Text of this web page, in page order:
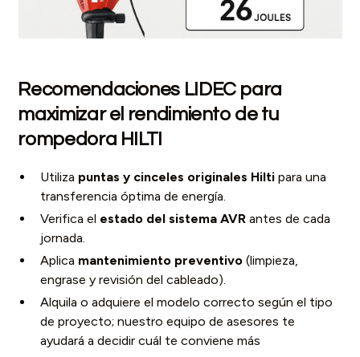
Recomendaciones LIDEC para
maximizar el rendimiento de tu
rompedora HILTI
Utiliza puntas y cinceles originales Hilti para una
transferencia óptima de energía.
Verifica el estado del sistema AVR antes de cada
jornada.
Aplica mantenimiento preventivo (limpieza,
engrase y revisión del cableado).
Alquila o adquiere el modelo correcto según el tipo
de proyecto; nuestro equipo de asesores te
ayudará a decidir cuál te conviene más